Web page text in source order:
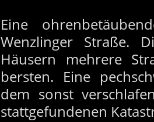
Eine
Wenzlinger Straße.
Häusern mehrere
bersten. Eine
dem sonst
stattgefundenen